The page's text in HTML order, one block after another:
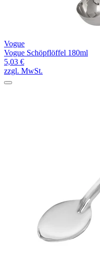
Vogue
Vogue Schöpflöffel 180ml
5,03 €
zzgl. MwSt.